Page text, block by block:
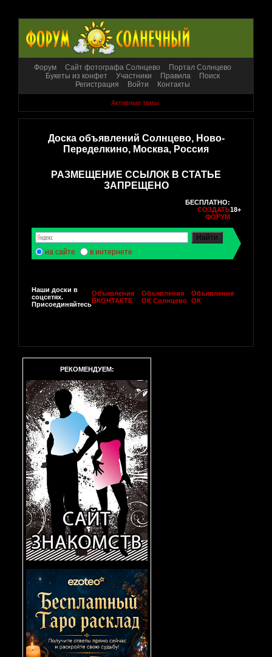
Форум Сайт фотографа Солнцево
Портал Солнцево
Букеты из конфет
Участники Правила
Поиск
Регистрация
Войти Контакты
Активные темы
Доска объявлений Солнцево, Ново-
Переделкино, Москва, Россия
РАЗМЕЩЕНИЕ ССЫЛОК В СТАТЬЕ
ЗАПРЕЩЕНО
БЕСПЛАТНО:
СОЗДАТЬ
ФОРУМ
18+
на сайте в интернете
Наши доски в
соцсетях.
Присоединяйтесь
Объявления
ВКОНТАКТЕ
Объявления
ОК Солнцево
Объявления
ОК
РЕКОМЕНДУЕМ: